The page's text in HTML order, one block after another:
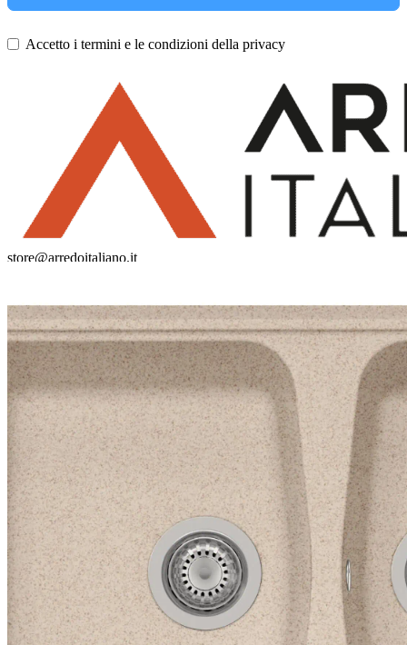
Accetto i termini e le condizioni della privacy
store@arredoitaliano.it
© 2026 Arredo Italiano · Kisalia SRLS